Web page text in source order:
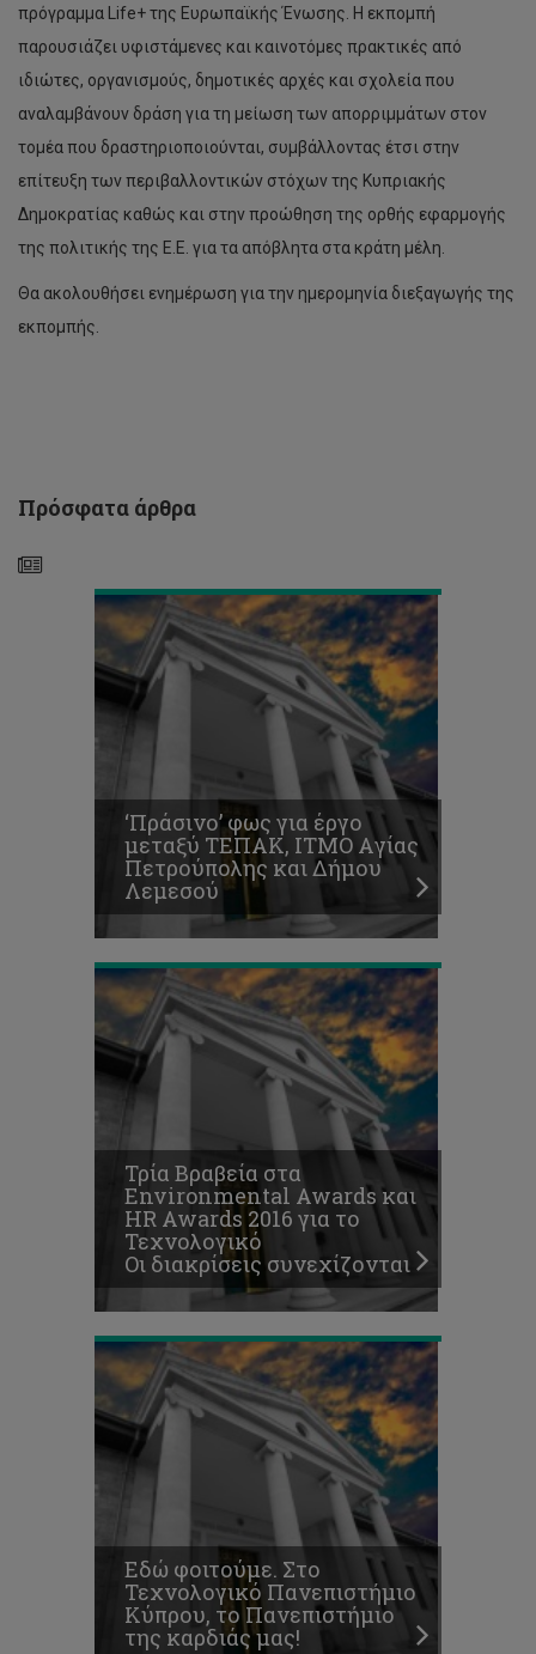
πρόγραμμα Life+ της Ευρωπαϊκής Ένωσης. Η εκπομπή
παρουσιάζει υφιστάμενες και καινοτόμες πρακτικές από
ιδιώτες, οργανισμούς, δημοτικές αρχές και σχολεία που
αναλαμβάνουν δράση για τη μείωση των απορριμμάτων στον
τομέα που δραστηριοποιούνται, συμβάλλοντας έτσι στην
επίτευξη των περιβαλλοντικών στόχων της Κυπριακής
Δημοκρατίας καθώς και στην προώθηση της ορθής εφαρμογής
της πολιτικής της Ε.Ε. για τα απόβλητα στα κράτη μέλη.
Θα ακολουθήσει ενημέρωση για την ημερομηνία διεξαγωγής της
εκπομπής.
Πρόσφατα άρθρα
‘Πράσινο’
και
Δήμου
‘Πράσινο’ φως για έργο
μεταξύ ΤΕΠΑΚ, ΙΤΜΟ Aγίας
Πετρούπολης και Δήμου
Λεμεσού
Τρία
Βραβεία
στα
Environmental
Awards
και
Awards
2016
για
το
Τεχνολογικό
Οι
διακρίσεις
συνεχίζονται
Τρία Βραβεία στα
Environmental Awards και
HR Awards 2016 για το
Τεχνολογικό
Οι διακρίσεις συνεχίζονται
Εδώ
φοιτούμε.
Τεχνολογικό
Πανεπιστήμιο
Κύπρου,
το
Πανεπιστήμιο
της
καρδιάς
μας!
Εδώ φοιτούμε. Στο
Τεχνολογικό Πανεπιστήμιο
Κύπρου, το Πανεπιστήμιο
της καρδιάς μας!